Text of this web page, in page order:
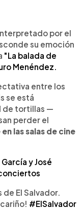
por el
su emoción
"La balada de
Menéndez.
entre los
se está
de tortillas —
perder el
las salas de cine
y José
El Salvador.
#ElSalvador